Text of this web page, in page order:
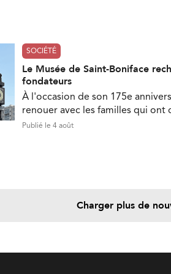
SOCIÉTÉ
Le Musée de Saint-Boniface
fondateurs
À l'occasion de son 175e
renouer avec les familles qui
Publié le 4 août
Charger plus de